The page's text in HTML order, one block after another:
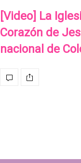
[Video] La
Corazón de
nacional de